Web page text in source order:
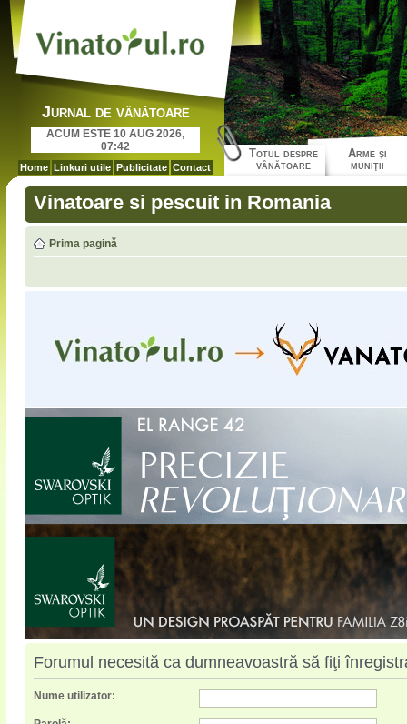
Jurnal de vânătoare
ACUM ESTE 10 AUG 2026,
07:42
Home Linkuri utile Publicitate Contact
Totul despre
vânătoare
Arme şi
muniţii
Vinatoare si pescuit in Romania
Prima pagină
Forumul necesită ca dumneavoastră să fiţi
Nume utilizator: